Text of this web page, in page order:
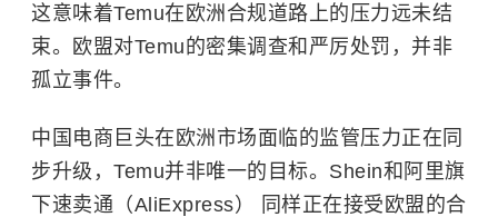
这意味着Temu在欧洲合规道路上的压力远未结
束。欧盟对Temu的密集调查和严厉处罚，并非
孤立事件。
中国电商巨头在欧洲市场面临的监管压力正在同
步升级，Temu并非唯一的目标。Shein和阿里旗
下速卖通（AliExpress） 同样正在接受欧盟的合